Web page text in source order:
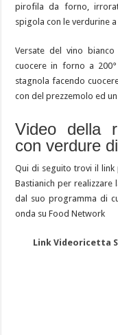
pirofila da forno,
spigola con le verdurine
Versate del vino
cuocere in forno a
stagnola facendo
con del prezzemolo ed
Video della
con verdure
Qui di seguito trovi il link
Bastianich per
dal suo programma di
onda su Food Network
Link Videoricetta